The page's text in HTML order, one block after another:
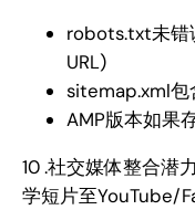
robots.txt未错
URL)
sitemap.xml包
AMP版本如果
10 .社交媒体整合潜
学短片至YouTube/